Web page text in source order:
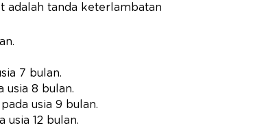
adalah tanda keterlambatan
7 bulan.
usia 8 bulan.
usia 9 bulan.
12 bulan.